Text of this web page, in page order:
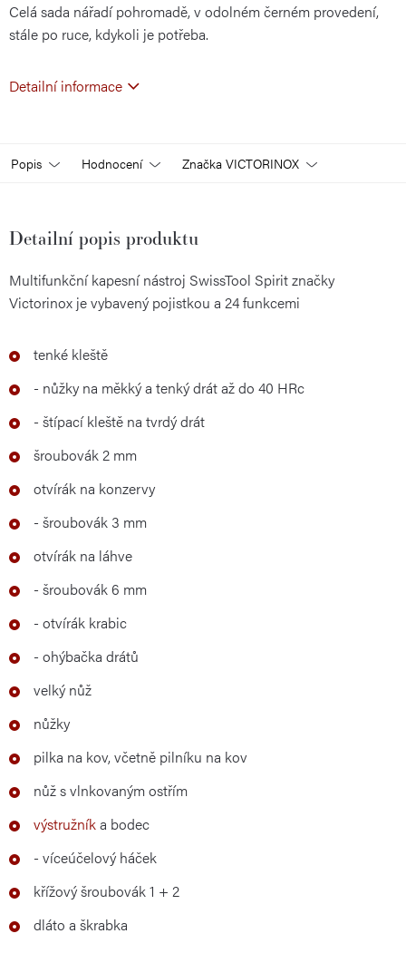
Celá sada nářadí pohromadě, v odolném černém provedení,
stále po ruce, kdykoli je potřeba.
Detailní informace
Popis Hodnocení Značka VICTORINOX
Detailní popis produktu
Multifunkční kapesní nástroj SwissTool Spirit značky
Victorinox je vybavený pojistkou a 24 funkcemi
tenké kleště
- nůžky na měkký a tenký drát až do 40 HRc
- štípací kleště na tvrdý drát
šroubovák 2 mm
otvírák na konzervy
- šroubovák 3 mm
otvírák na láhve
- šroubovák 6 mm
- otvírák krabic
- ohýbačka drátů
velký nůž
nůžky
pilka na kov, včetně pilníku na kov
nůž s vlnkovaným ostřím
výstružníka bodec
- víceúčelový háček
křížový šroubovák 1 + 2
dláto a škrabka